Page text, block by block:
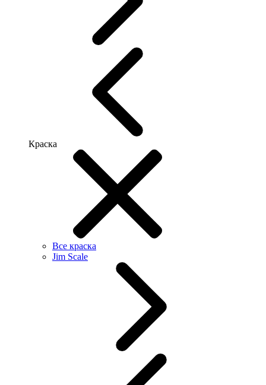
Краска
Все краска
Jim Scale